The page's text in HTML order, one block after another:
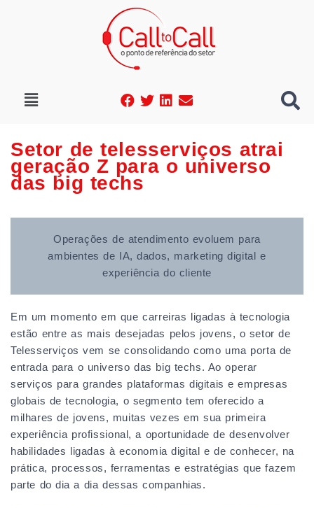
Setor de telesserviços atrai
geração Z para o universo
das big techs
Operações de atendimento evoluem para
ambientes de IA, dados, marketing digital e
experiência do cliente
Em um momento em que carreiras ligadas à tecnologia
estão entre as mais desejadas pelos jovens, o setor de
Telesserviços vem se consolidando como uma porta de
entrada para o universo das big techs. Ao operar
serviços para grandes plataformas digitais e empresas
globais de tecnologia, o segmento tem oferecido a
milhares de jovens, muitas vezes em sua primeira
experiência profissional, a oportunidade de desenvolver
habilidades ligadas à economia digital e de conhecer, na
prática, processos, ferramentas e estratégias que fazem
parte do dia a dia dessas companhias.